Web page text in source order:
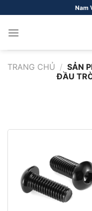
qua
nội
Nam
TRANG CHỦ / SẢN
ĐẦU